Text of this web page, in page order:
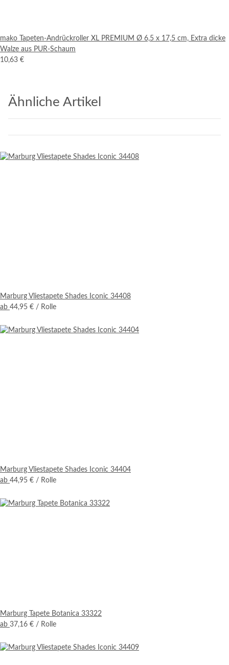
mako Tapeten-Andrückroller XL PREMIUM Ø 6,5 x 17,5 cm, Extra dicke
Walze aus PUR-Schaum
10,63 €
Ähnliche Artikel
Marburg Vliestapete Shades Iconic 34408
ab 44,95 € / Rolle
Marburg Vliestapete Shades Iconic 34404
ab 44,95 € / Rolle
Marburg Tapete Botanica 33322
ab 37,16 € / Rolle